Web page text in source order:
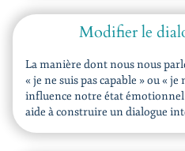
Modifier le
La manière dont nous nous
« je ne suis pas capable » ou « je
influence notre état émotionnel
aide à construire un dialogue